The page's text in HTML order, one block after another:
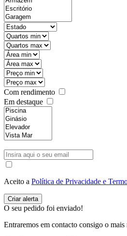
Com rendimento
Em destaque
Aceito a Política de Privacidade e
O seu pedido foi enviado!
Entraremos em contacto consigo o